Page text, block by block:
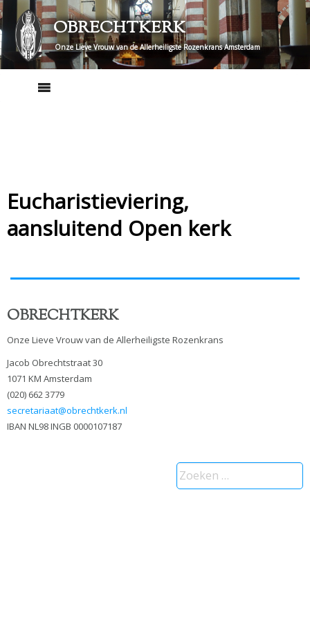
Skip
to
content
OBRECHTKERK
Onze Lieve Vrouw van de Allerheiligste Rozenkrans Amsterdam
Eucharistieviering,
aansluitend Open kerk
OBRECHTKERK
Onze Lieve Vrouw van de Allerheiligste Rozenkrans
Jacob Obrechtstraat 30
1071 KM Amsterdam
(020) 662 3779
secretariaat@obrechtkerk.nl
IBAN NL98 INGB 0000107187
Zoeken
naar: